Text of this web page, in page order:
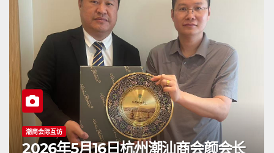
潮商会际互访
2026年5月16日杭州潮汕商会颜会长